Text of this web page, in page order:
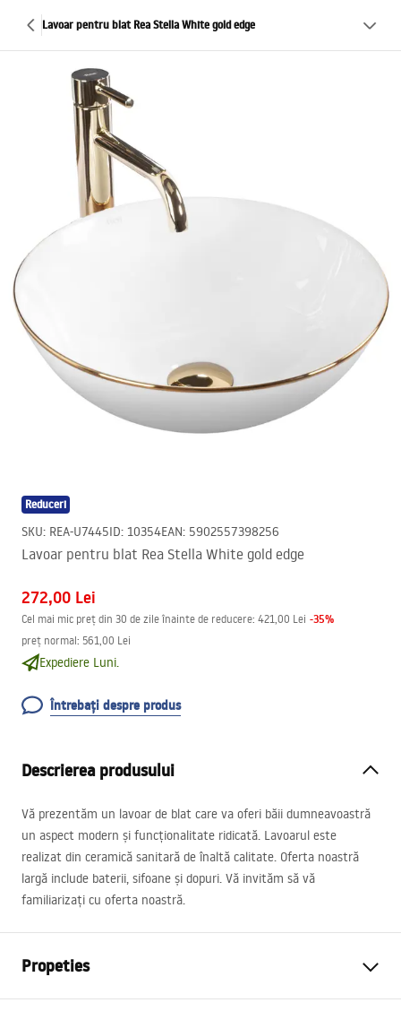
Lavoar pentru blat Rea Stella White gold edge
Reduceri
SKU: REA-U7445ID: 10354EAN: 5902557398256
Lavoar pentru blat Rea Stella White gold edge
272,00 Lei
Cel mai mic preț din 30 de zile înainte de reducere: 421,00 Lei -35%
preț normal: 561,00 Lei
Expediere Luni.
Întrebați despre produs
Descrierea produsului
Vă prezentăm un lavoar de blat care va oferi băii dumneavoastră
un aspect modern și funcționalitate ridicată. Lavoarul este
realizat din ceramică sanitară de înaltă calitate. Oferta noastră
largă include baterii, sifoane și dopuri. Vă invităm să vă
familiarizați cu oferta noastră.
Propeties